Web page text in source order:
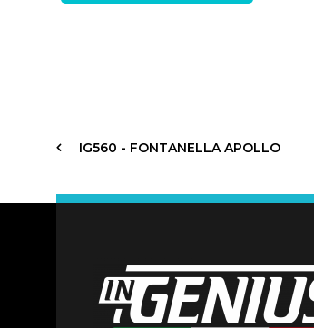
IG560 - FONTANELLA APOLLO